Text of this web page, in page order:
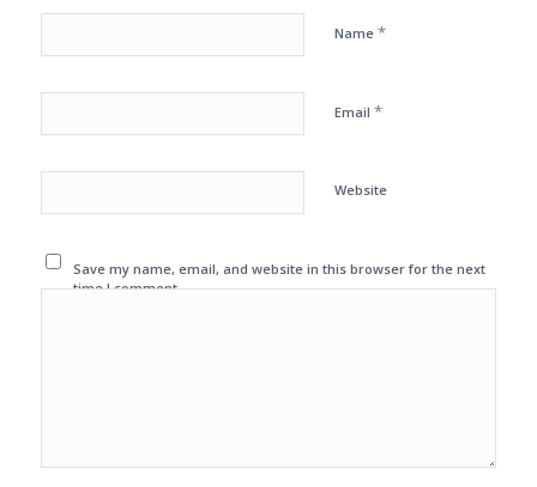
Name *
Email *
Website
Save my name, email, and website in this browser for the next
time I comment.